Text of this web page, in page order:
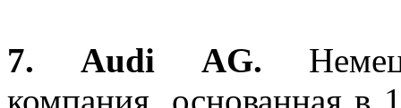
7. Audi AG.
компания, основанная в